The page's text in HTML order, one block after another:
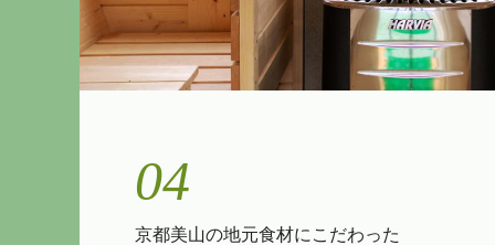
04
京都美山の地元食材にこだわった